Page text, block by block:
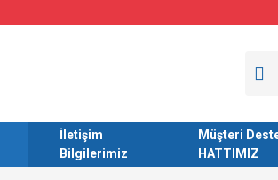
İletişim
Bilgilerimiz
Müşteri
HATTIMIZ